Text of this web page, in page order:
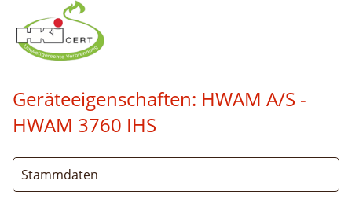
Geräteeigenschaften: HWAM A/S -
HWAM 3760 IHS
Stammdaten